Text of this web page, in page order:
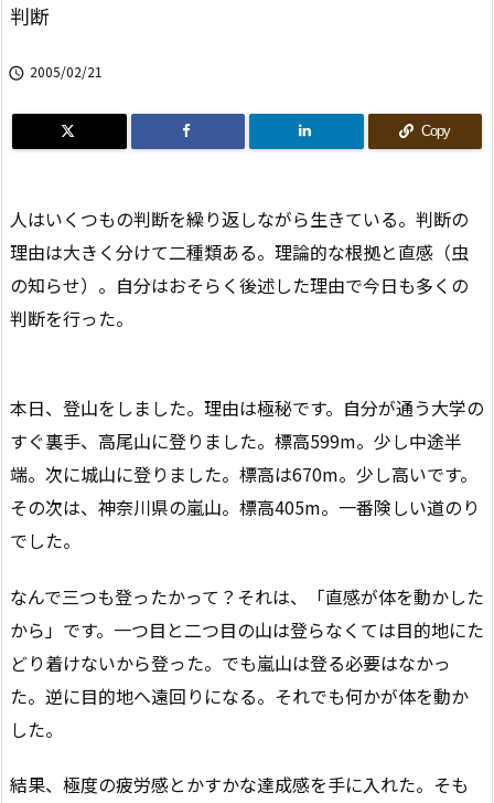
判断
 2005/02/21
Copy
人はいくつもの判断を繰り返しながら生きている。判断の
理由は大きく分けて二種類ある。理論的な根拠と直感（虫
の知らせ）。自分はおそらく後述した理由で今日も多くの
判断を行った。
本日、登山をしました。理由は極秘です。自分が通う大学の
すぐ裏手、高尾山に登りました。標高599m。少し中途半
端。次に城山に登りました。標高は670m。少し高いです。
その次は、神奈川県の嵐山。標高405m。一番険しい道のり
でした。
なんで三つも登ったかって？それは、「直感が体を動かした
から」です。一つ目と二つ目の山は登らなくては目的地にた
どり着けないから登った。でも嵐山は登る必要はなかっ
た。逆に目的地へ遠回りになる。それでも何かが体を動か
した。
結果、極度の疲労感とかすかな達成感を手に入れた。そも